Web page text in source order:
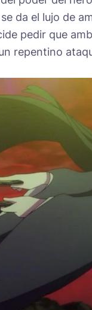
da el lujo de
pedir que
repentino